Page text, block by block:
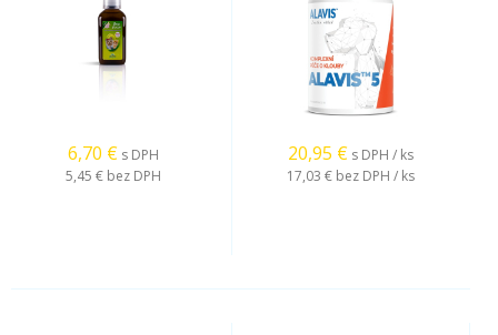
6,70 € s DPH
5,45 € bez DPH
20,95 € s DPH / ks
17,03 € bez DPH / ks